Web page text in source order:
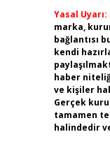
Yasal Uyarı:
marka,
bağlantısı
kendi
haber
ve kişiler
Gerçek
tamamen
halindedir